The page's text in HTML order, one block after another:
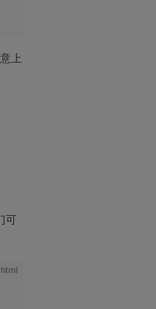
上
可
html